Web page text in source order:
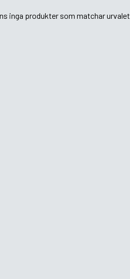
inga produkter som matchar urvalet